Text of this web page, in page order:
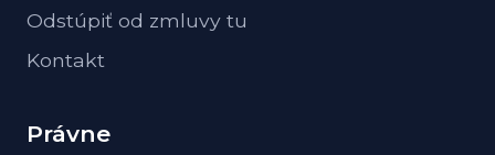
Odstúpiť od zmluvy tu
Kontakt
Právne